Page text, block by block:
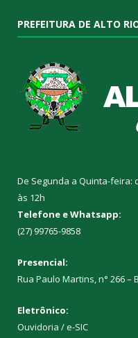
PREFEITURA DE ALTO
De Segunda a Quinta-feira:
às 12h
Telefone e Whatsapp:
(27) 99765-9858
Presencial:
Rua Paulo Martins, n° 266 –
Eletrônico:
Ouvidoria /e-SIC